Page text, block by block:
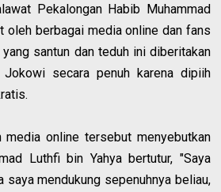
Pekalongan Habib Muhammad
oleh berbagai media online dan fans
santun dan teduh ini diberitakan
Jokowi secara penuh karena dipiih
media online tersebut menyebutkan
Luthfi bin Yahya bertutur, "Saya
mendukung sepenuhnya beliau,